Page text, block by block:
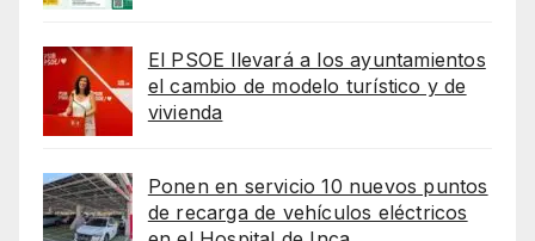
El PSOE llevará a los ayuntamientos
el cambio de modelo turístico y de
vivienda
Ponen en servicio 10 nuevos puntos
de recarga de vehículos eléctricos